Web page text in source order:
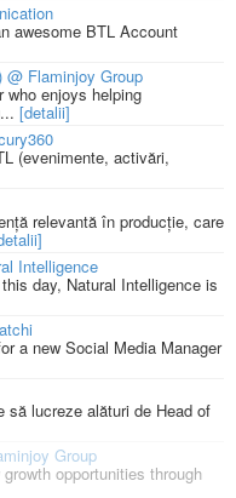
awesome BTL Account
@ Flaminjoy Group
who enjoys helping
[detalii]
(evenimente, activări,
relevantă în producție, care
Intelligence
day, Natural Intelligence is
a new Social Media Manager
să lucreze alături de Head of
Group
opportunities through